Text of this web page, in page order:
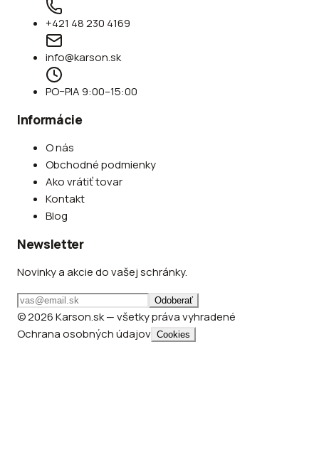
+421 48 230 4169
info@karson.sk
PO–PIA 9:00–15:00
Informácie
O nás
Obchodné podmienky
Ako vrátiť tovar
Kontakt
Blog
Newsletter
Novinky a akcie do vašej schránky.
Odoberať
© 2026 Karson.sk — všetky práva vyhradené
Ochrana osobných údajov Cookies